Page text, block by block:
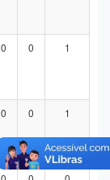
0 0 1
0 0 1